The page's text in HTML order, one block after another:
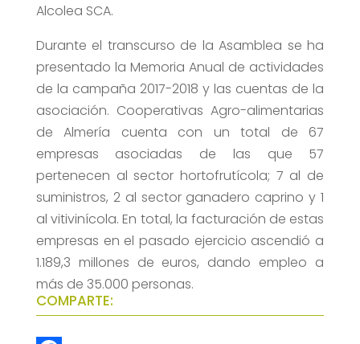
Alcolea SCA.
Durante el transcurso de la Asamblea se ha
presentado la Memoria Anual de actividades
de la campaña 2017-2018 y las cuentas de la
asociación. Cooperativas Agro-alimentarias
de Almería cuenta con un total de 67
empresas asociadas de las que 57
pertenecen al sector hortofrutícola; 7 al de
suministros, 2 al sector ganadero caprino y 1
al vitivinícola. En total, la facturación de estas
empresas en el pasado ejercicio ascendió a
1.189,3 millones de euros, dando empleo a
más de 35.000 personas.
COMPARTE: